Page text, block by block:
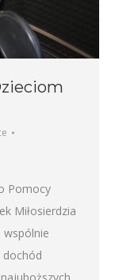
Pomocy
Miłosierdzia
wspólnie